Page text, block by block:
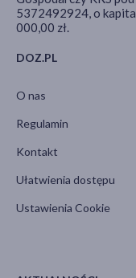
DOZ.PL
O nas
Regulamin
Kontakt
Ułatwienia dostępu
Ustawienia Cookie
5372492924, o
000,00 zł.